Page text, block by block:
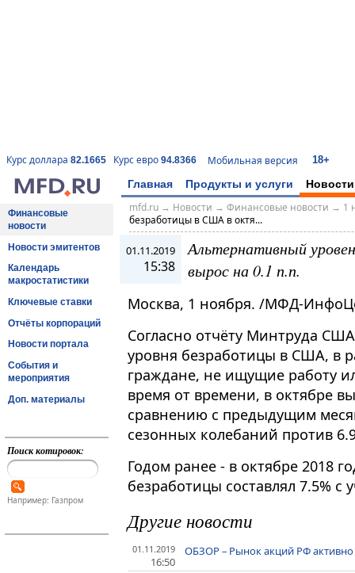
Курс доллара 82.1665 Курс евро 94.8366 Мобильная версия 18+
Главная Продукты и услуги Новости
Финансовые
новости
Новости эмитентов
Календарь
макростатистики
Ключевые ставки
Отчёты корпораций
Новости портала
События и
мероприятия
Доп. материалы
Поиск котировок:
Например: Газпром
mfd.ru→ Новости → Финансовые новости → 1
безработицы в США в октя...
01.11.2019
15:38
Альтернативный
вырос на 0.1 п.п.
Москва, 1 ноября. /МФД-
Согласно отчёту Минтруда
уровня безработицы в США, в
граждане, не ищущие работу
время от времени, в октябре
сравнению с предыдущим
сезонных колебаний против
Годом ранее - в октябре 2018
безработицы составлял 7.5%
Другие новости
01.11.2019
16:50
ОБЗОР – Рынок акций РФ